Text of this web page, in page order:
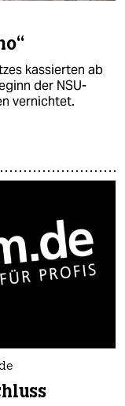
kassierten ab
der NSU-
vernichtet.